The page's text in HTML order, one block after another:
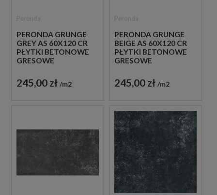
PERONDA GRUNGE
GREY AS 60X120 CR
PŁYTKI BETONOWE
GRESOWE
245,00 zł m2
PERONDA GRUNGE
BEIGE AS 60X120 CR
PŁYTKI BETONOWE
GRESOWE
245,00 zł m2